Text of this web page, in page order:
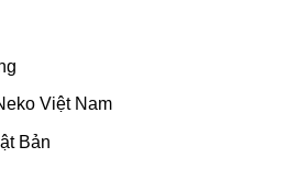
Việt Nam
Bản